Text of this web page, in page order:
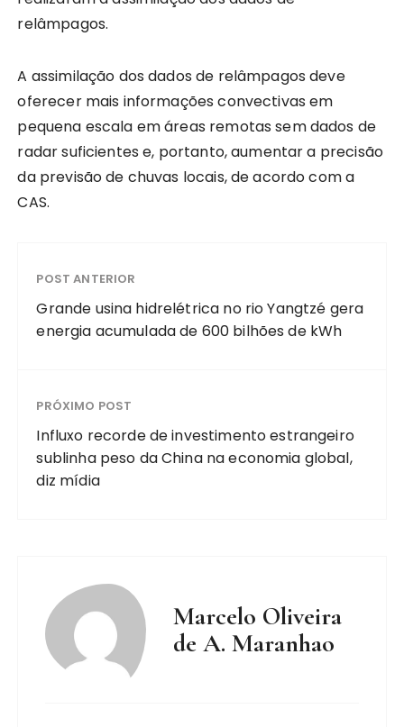
relâmpagos.
A assimilação dos dados de relâmpagos deve
oferecer mais informações convectivas em
pequena escala em áreas remotas sem dados de
radar suficientes e, portanto, aumentar a precisão
da previsão de chuvas locais, de acordo com a
CAS.
POST ANTERIOR
Grande usina hidrelétrica no rio Yangtzé gera
energia acumulada de 600 bilhões de kWh
PRÓXIMO POST
Influxo recorde de investimento estrangeiro
sublinha peso da China na economia global,
diz mídia
Marcelo Oliveira
de A. Maranhao